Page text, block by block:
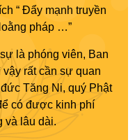
“ Đẩy mạnh truyền
pháp …”
là phóng viên, Ban
vậy rất cần sự quan
Tăng Ni, quý Phật
có được kinh phí
và lâu dài.